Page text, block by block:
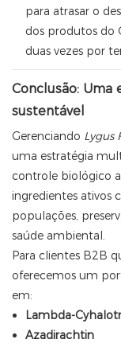
para atrasar o
dos produtos do
duas vezes por
Conclusão:
sustentável
Gerenciando Lygus
uma estratégia
controle biológico
ingredientes ativos
populações,
saúde ambiental.
Para clientes B2B
oferecemos um
em:
Lambda-
Azadirachtin